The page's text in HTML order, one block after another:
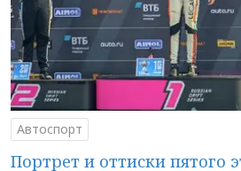
Автоспорт
Портрет и оттиски пятого